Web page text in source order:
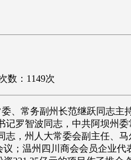
数： 1149次
、常务副州长范继跃同志主
罗智波同志，中共阿坝州
，州人大常委会副主任、
；温州四川商会会员企业